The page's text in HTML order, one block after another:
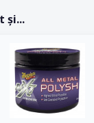
și...